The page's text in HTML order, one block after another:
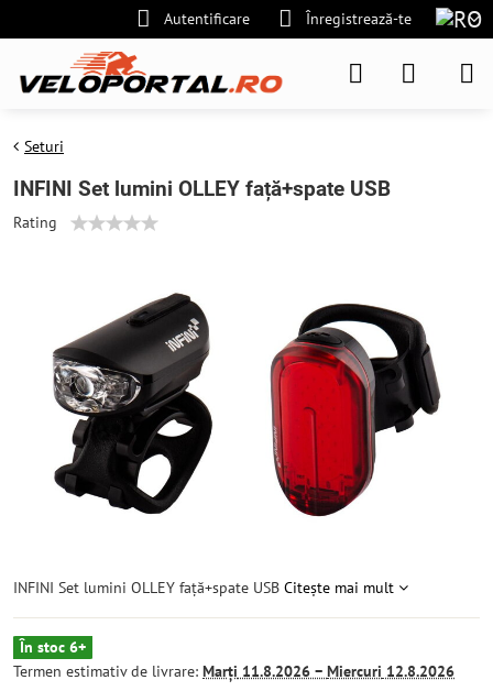
Autentificare Înregistrează-te
Seturi
INFINI Set lumini OLLEY față+spate USB
Rating
INFINI Set lumini OLLEY față+spate USB Citește mai mult
În stoc 6+
Termen estimativ de livrare: Marți 11.8.2026 − Miercuri 12.8.2026